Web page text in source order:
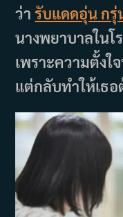
ว่ารับแดดอุ่น กรุ่
นางพยาบาลในโ
เพราะความตั้ง
แต่กลับทำให้เธ